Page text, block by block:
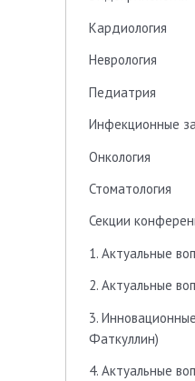
Кардиология
Неврология
Педиатрия
Инфекционные
Онкология
Стоматология
Секции
1. Актуальные
2. Актуальные
3.
Фаткуллин)
4. Актуальные